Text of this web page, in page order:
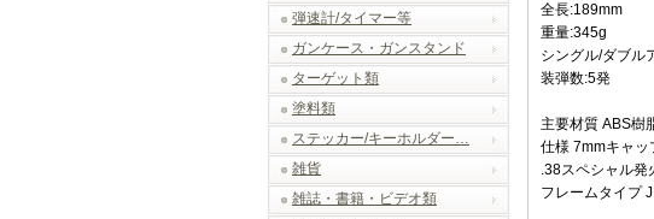
弾速計/タイマー等
ガンケース・ガンスタンド
ターゲット類
塗料類
ステッカー/キーホルダー…
雑貨
雑誌・書籍・ビデオ類
全長:189mm
重量:345g
シングル/ダブル
装弾数:5発
主要材質 ABS樹
仕様 7mmキャ
.38スペシャル発
フレームタイプ